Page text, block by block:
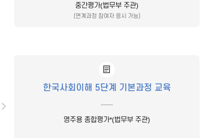
중간평가(법무부 주관)
(연계과정 참여자 응시 가능)
한국사회이해 5단계 기본과정 교육
영주용 종합평가*(법무부 주관)